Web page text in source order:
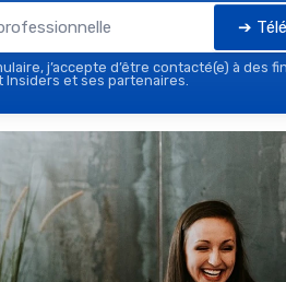
➔
j’accepte d’être contacté(e) à des
Insiders et ses partenaires.